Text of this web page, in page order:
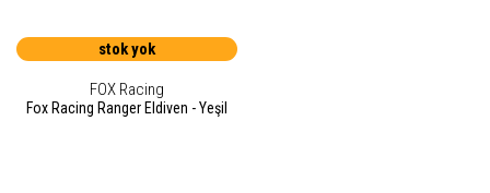
stok yok
FOX Racing
Fox Racing Ranger Eldiven - Yeşil